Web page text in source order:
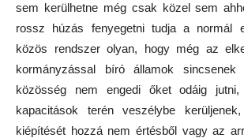
sem kerülhetne még csak közel sem
rossz húzás fenyegetni tudja a normál
közös rendszer olyan, hogy még az
kormányzással bíró államok
közösség nem engedi őket odáig jutni,
kapacitások terén veszélybe
kiépítését hozzá nem értésből vagy az